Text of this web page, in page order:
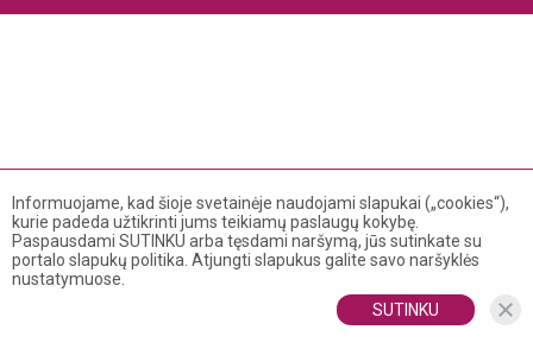
Informuojame, kad šioje svetainėje naudojami slapukai („cookies“),
kurie padeda užtikrinti jums teikiamų paslaugų kokybę.
Paspausdami SUTINKU arba tęsdami naršymą, jūs sutinkate su
portalo slapukų politika. Atjungti slapukus galite savo naršyklės
nustatymuose.
SUTINKU